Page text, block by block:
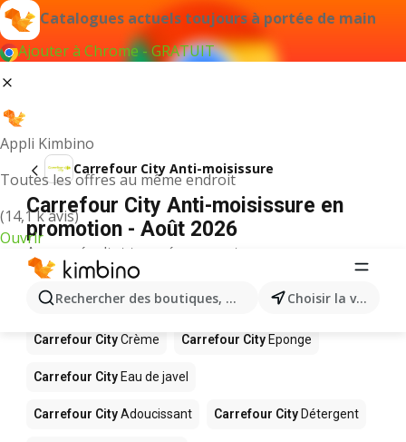
Catalogues actuels toujours à portée de main
Ajouter à Chrome - GRATUIT
Appli Kimbino
Toutes les offres au même endroit
(14,1 k avis)
Ouvrir
Rechercher des boutiques, des catégories, des Choisir la ville
Carrefour City Anti-moisissure
Carrefour City Anti-moisissure en
promotion - Août 2026
Aucun résultat trouvé pour ce terme.
D’autres produits dans les magasins
Carrefour City
Carrefour CityCrème Carrefour City Eponge
Carrefour City Eau de javel
Carrefour CityAdoucissant Carrefour City Détergent